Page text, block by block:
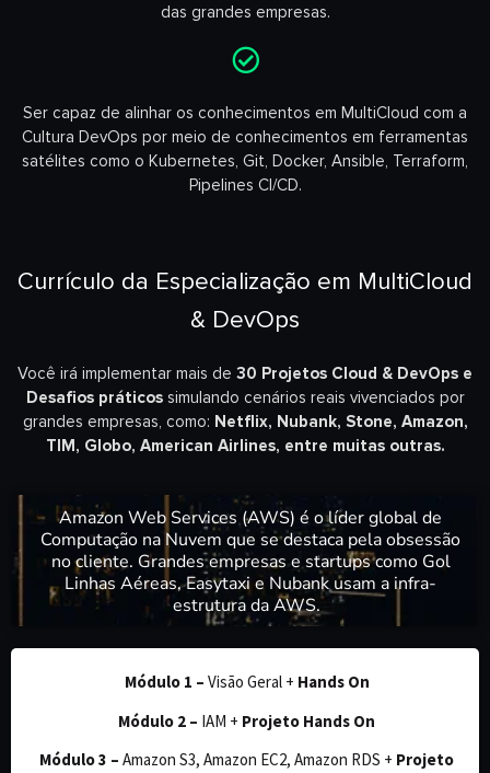
das grandes empresas.
Ser capaz de alinhar os conhecimentos em MultiCloud com a
Cultura DevOps por meio de conhecimentos em ferramentas
satélites como o Kubernetes, Git, Docker, Ansible, Terraform,
Pipelines CI/CD.
Currículo da Especialização em MultiCloud
& DevOps
Você irá implementar mais de 30 Projetos Cloud & DevOps e
Desafios práticossimulando cenários reais vivenciados por
grandes empresas, como: Netflix, Nubank, Stone, Amazon,
TIM, Globo, American Airlines, entre muitas outras.
Amazon Web Services (AWS) é o líder global de
Computação na Nuvem que se destaca pela obsessão
no cliente. Grandes empresas e startups como Gol
Linhas Aéreas, Easytaxi e Nubank usam a infra-
estrutura da AWS.
Módulo 1 – Visão Geral + Hands On
Módulo 2 – IAM + Projeto Hands On
Módulo 3 – Amazon S3, Amazon EC2, Amazon RDS + Projeto